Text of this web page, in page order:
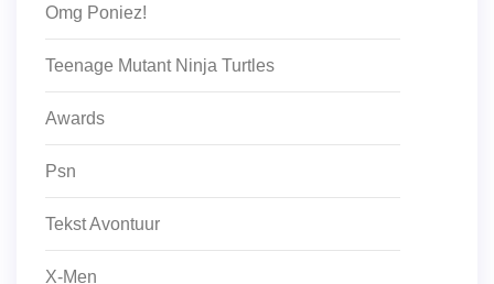
Omg Poniez!
Teenage Mutant Ninja Turtles
Awards
Psn
Tekst Avontuur
X-Men